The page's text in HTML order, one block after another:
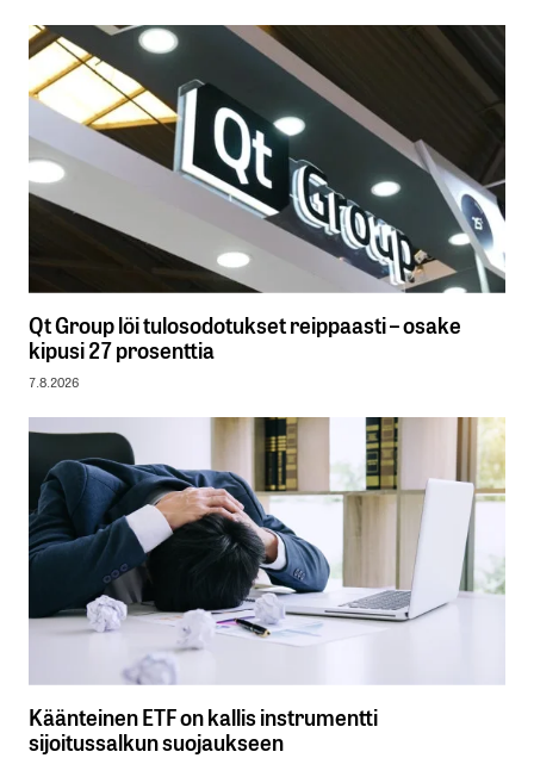
Qt Group löi tulosodotukset reippaasti – osake
kipusi 27 prosenttia
7.8.2026
Käänteinen ETF on kallis instrumentti
sijoitussalkun suojaukseen